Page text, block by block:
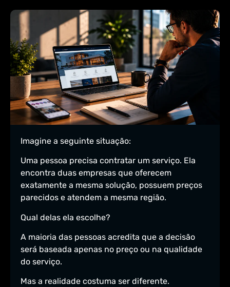
Imagine a seguinte situação:
Uma pessoa precisa contratar um serviço. Ela
encontra duas empresas que oferecem
exatamente a mesma solução, possuem preços
parecidos e atendem a mesma região.
Qual delas ela escolhe?
A maioria das pessoas acredita que a decisão
será baseada apenas no preço ou na qualidade
do serviço.
Mas a realidade costuma ser diferente.